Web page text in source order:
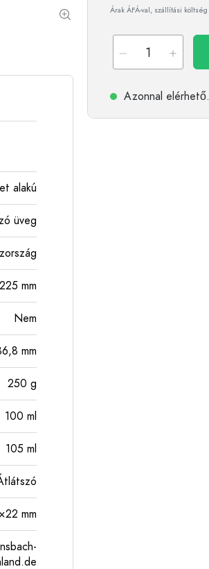
Árak ÁFÁ-val, szállítási
Azonnal elérhető.
alakú
üveg
225 mm
Nem
mm
250 g
100 ml
105 ml
mm